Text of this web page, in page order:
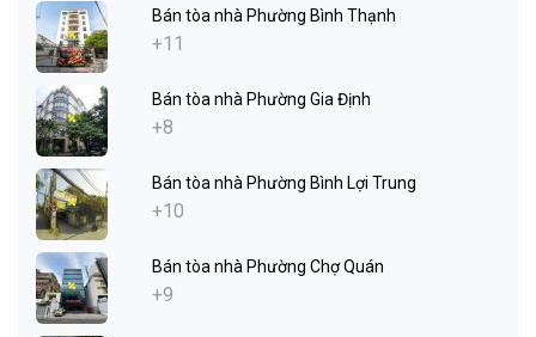
Bán tòa nhà Phường Bình Thạnh
+11
Bán tòa nhà Phường Gia Định
+8
Bán tòa nhà Phường Bình Lợi Trung
+10
Bán tòa nhà Phường Chợ Quán
+9